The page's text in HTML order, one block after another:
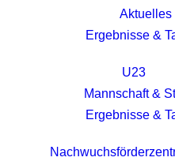
Aktuelles
Ergebnisse &
U23
Mannschaft &
Ergebnisse &